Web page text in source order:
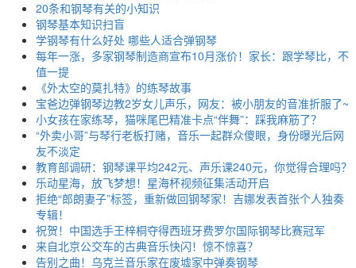
20条和钢琴有关的小知识
钢琴基本知识扫盲
学钢琴有什么好处 哪些人适合弹钢琴
每年一涨，多家钢琴制造商宣布10月涨价！家长：跟学琴比，不
值一提
《外太空的莫扎特》的练琴故事
宝爸边弹钢琴边教2岁女儿声乐，网友：被小朋友的音准折服了~
小女孩在家练琴，猫咪尾巴精准卡点“伴舞”：踩我麻筋了？
“外卖小哥”与琴行老板打赌，音乐一起群众傻眼，身份曝光后网
友不淡定
教育部调研：钢琴课平均242元、声乐课240元，你觉得合理吗？
乐动星海，放飞梦想！星海杯视频征集活动开启
拒绝“郎朗妻子”标签，重新做回钢琴家！吉娜发表首张个人独奏
专辑！
祝贺！中国选手王梓桐夺得西班牙费罗尔国际钢琴比赛冠军
来自北京公交车的古典音乐快闪！惊不惊喜？
告别之曲！乌克兰音乐家在废墟家中弹奏钢琴